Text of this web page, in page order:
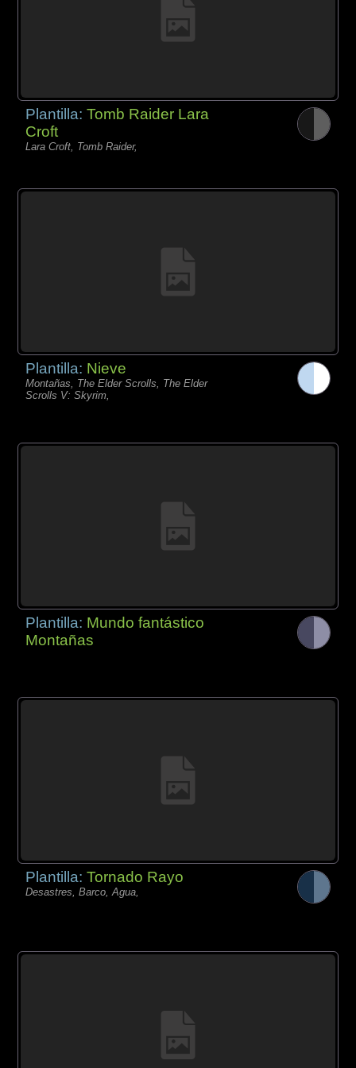
Plantilla:Tomb Raider Lara
Croft
Lara Croft, Tomb Raider,
Plantilla: Nieve
Montañas, The Elder Scrolls, The Elder
Scrolls V: Skyrim,
Plantilla: Mundo fantástico
Montañas
Plantilla:Tornado Rayo
Desastres, Barco, Agua,